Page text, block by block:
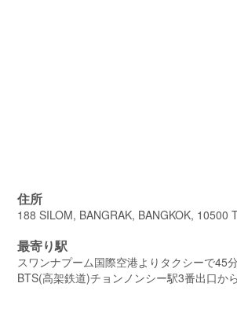
住所
188 SILOM, BANGRAK, BANGKOK, 10500
最寄り駅
スワンナプーム国際空港よりタクシーで45分
BTS(高架鉄道)チョンノンシー駅3番出口か